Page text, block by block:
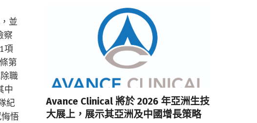
並
察
項
第
職
中
紀
悟
Avance Clinical 將於 2026 年亞洲生技
大展上，展示其亞洲及中國增長策略